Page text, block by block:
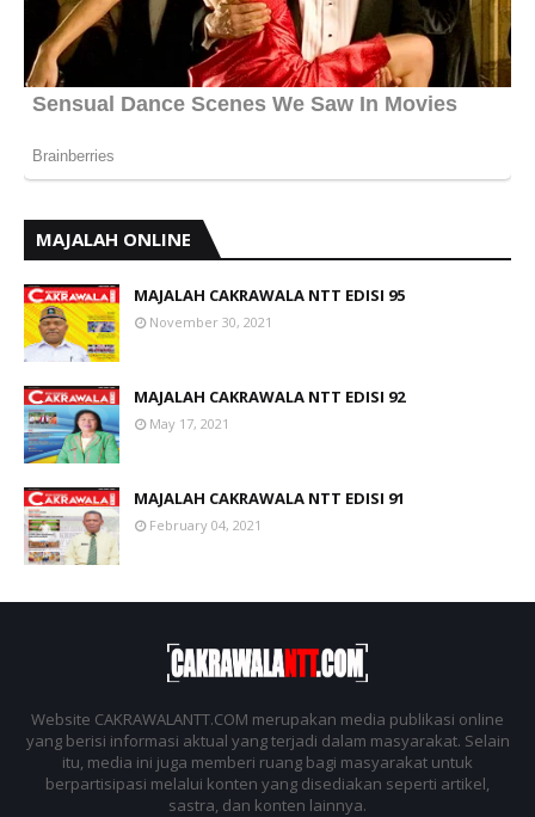
MAJALAH ONLINE
MAJALAH CAKRAWALA NTT EDISI 95
November 30, 2021
MAJALAH CAKRAWALA NTT EDISI 92
May 17, 2021
MAJALAH CAKRAWALA NTT EDISI 91
February 04, 2021
Website CAKRAWALANTT.COM merupakan media publikasi online
yang berisi informasi aktual yang terjadi dalam masyarakat. Selain
itu, media ini juga memberi ruang bagi masyarakat untuk
berpartisipasi melalui konten yang disediakan seperti artikel,
sastra, dan konten lainnya.